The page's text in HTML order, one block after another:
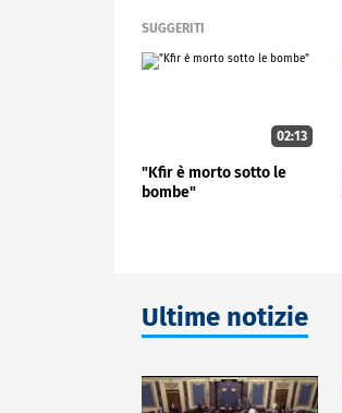
SUGGERITI
02:13
"Kfir è morto sotto le
bombe"
Ultime notizie